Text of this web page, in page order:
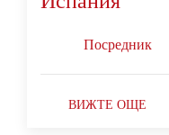
Посредник
ВИЖТЕ ОЩЕ